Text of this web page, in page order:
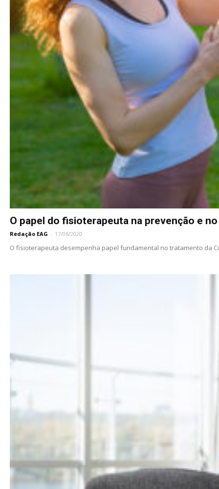
O papel do fisioterapeuta na prevenção e
Redação EAG - 17/06/2020
O fisioterapeuta desempenha papel fundamental no tratamento da